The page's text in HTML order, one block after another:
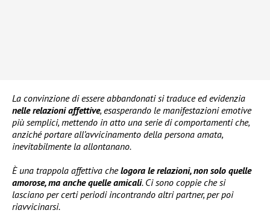
La convinzione di essere abbandonati si traduce ed evidenzia
nelle relazioni affettive, esasperando le manifestazioni emotive
più semplici, mettendo in atto una serie di comportamenti che,
anziché portare all’avvicinamento della persona amata,
inevitabilmente la allontanano.
È una trappola affettiva chelogora le relazioni, non solo quelle
amorose, ma anche quelle amicali. Ci sono coppie che si
lasciano per certi periodi incontrando altri partner, per poi
riavvicinarsi.